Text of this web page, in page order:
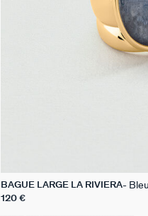
BAGUE LARGE LA RIVIERA
120 €